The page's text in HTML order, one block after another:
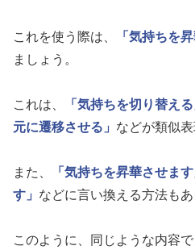
これを使う際は、 「気持ちを
ましょう。
これは、 「気持ちを切り替える
元に遷移させる」 などが類似表
また、 「気持ちを昇華させます
す」 などに言い換える方法もあ
このように、同じような内容